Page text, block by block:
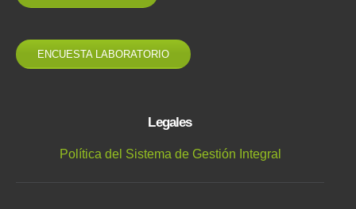
ENCUESTA LABORATORIO
Legales
Política del Sistema de Gestión Integral